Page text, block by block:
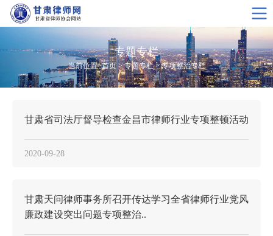
专题专栏
当前位置>首页>专题专栏>专项整治专栏
甘肃省司法厅督导检查金昌市律师行业专项整顿活动
2020-09-28
甘肃天问律师事务所召开传达学习全省律师行业党风
廉政建设突出问题专项整治..